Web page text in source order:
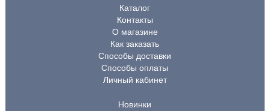
Каталог
Контакты
О магазине
Как заказать
Способы доставки
Способы оплаты
Личный кабинет
Новинки